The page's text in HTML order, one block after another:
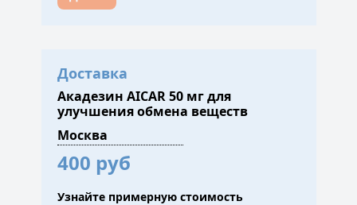
Доставка
Акадезин AICAR 50 мг для
улучшения обмена веществ
400 руб
Узнайте примерную стоимость